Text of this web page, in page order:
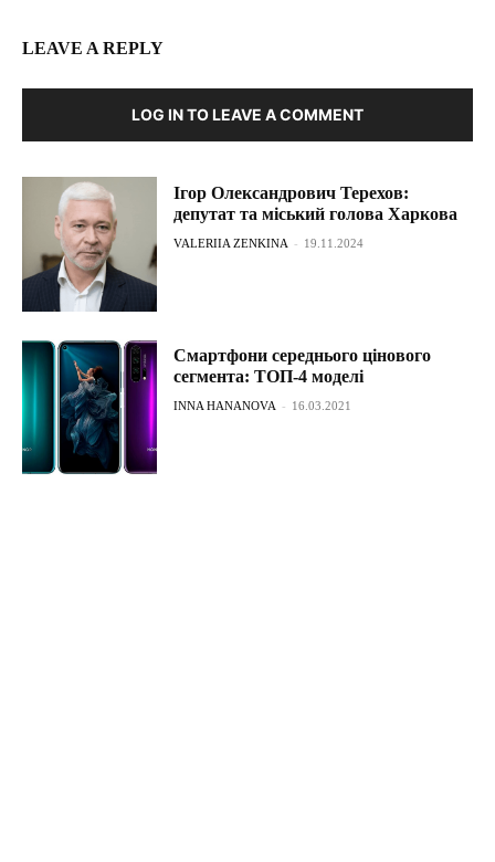
LEAVE A REPLY
LOG IN TO LEAVE A COMMENT
Ігор Олександрович Терехов:
депутат та міський голова Харкова
VALERIIA ZENKINA - 19.11.2024
Смартфони середнього цінового
сегмента: ТОП-4 моделі
INNA HANANOVA - 16.03.2021